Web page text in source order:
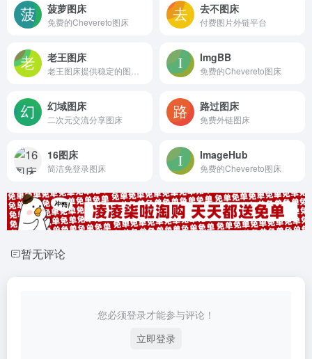
菠萝图床
免费的Chevereto图床
去不图床
付费图片外链平台
老王图床 ImgBB
免费的Chevereto图床
幻域图床
二次元交流分享图床
路过图床
免费外链图床
16图床
简洁免登录图床
ImageHub
免费的Chevereto图床
暂无评论
您必须登录才能参与评论！
立即登录